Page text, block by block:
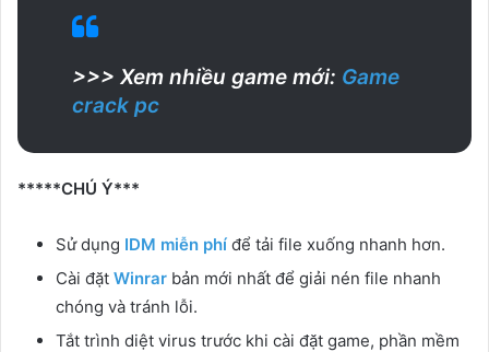
>>> Xem nhiều game mới: Game
crack pc
*****CHÚ Ý***
Sử dụng IDM miễn phí để tải file xuống nhanh hơn.
Cài đặt Winrar bản mới nhất để giải nén file nhanh
chóng và tránh lỗi.
Tắt trình diệt virus trước khi cài đặt game, phần mềm